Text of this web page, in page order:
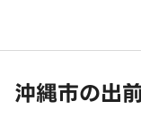
沖縄市の出